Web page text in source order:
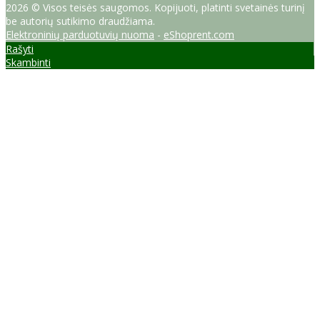
2026 © Visos teisės saugomos. Kopijuoti, platinti svetainės turinį
be autorių sutikimo draudžiama.
Elektroninių parduotuvių nuoma - eShoprent.com
Rašyti
Skambinti